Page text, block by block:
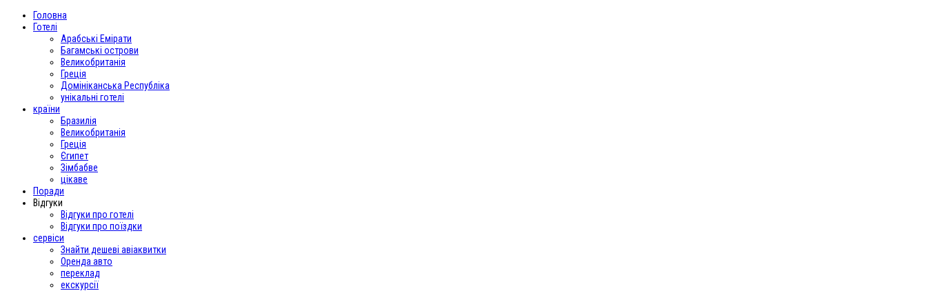
Головна
Готелі
Арабські Емірати
Багамські острови
Великобританія
Греція
Домініканська Республіка
унікальні готелі
країни
Бразилія
Великобританія
Греція
Єгипет
Зімбабве
цікаве
Поради
Відгуки
Відгуки про готелі
Відгуки про поїздки
сервіси
Знайти дешеві авіаквитки
Оренда авто
переклад
екскурсії